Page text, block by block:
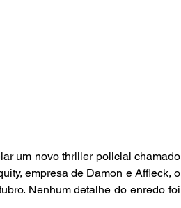
empresa de Damon e Affleck, o
Nenhum detalhe do enredo foi